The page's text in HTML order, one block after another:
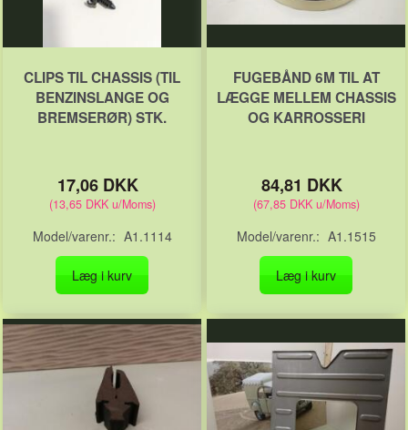
CLIPS TIL CHASSIS (TIL
BENZINSLANGE OG
BREMSERØR) STK.
17,06 DKK
(13,65 DKKu/Moms)
Model/varenr.: A1.1114
Læg i kurv
FUGEBÅND 6M TIL AT
LÆGGE MELLEM CHASSIS
OG KARROSSERI
84,81 DKK
(67,85 DKKu/Moms)
Model/varenr.: A1.1515
Læg i kurv